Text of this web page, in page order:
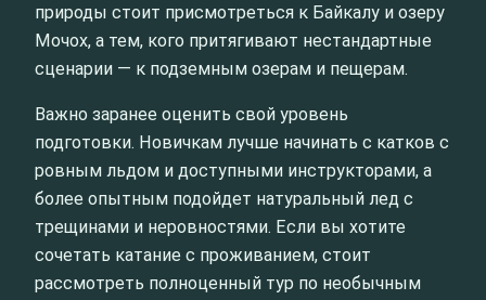
природы стоит присмотреться к Байкалу и озеру
Мочох, а тем, кого притягивают нестандартные
сценарии — к подземным озерам и пещерам.
Важно заранее оценить свой уровень
подготовки. Новичкам лучше начинать с катков с
ровным льдом и доступными инструкторами, а
более опытным подойдет натуральный лед с
трещинами и неровностями. Если вы хотите
сочетать катание с проживанием, стоит
рассмотреть полноценный тур по необычным